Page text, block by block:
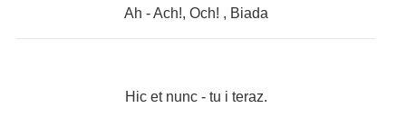
Ah - Ach!, Och! , Biada
Hic et nunc - tu i teraz.